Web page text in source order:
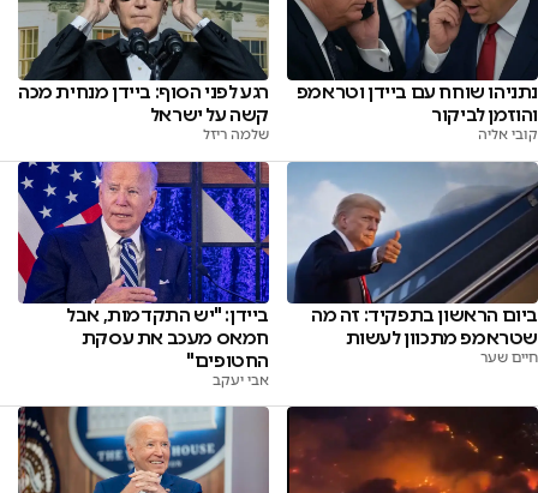
נתניהו שוחח עם ביידן וטראמפ
והוזמן לביקור
קובי אליה
רגע לפני הסוף: ביידן מנחית מכה
קשה על ישראל
שלמה ריזל
ביום הראשון בתפקיד: זה מה
שטראמפ מתכוון לעשות
חיים שער
ביידן: "יש התקדמות, אבל
חמאס מעכב את עסקת
החטופים"
אבי יעקב